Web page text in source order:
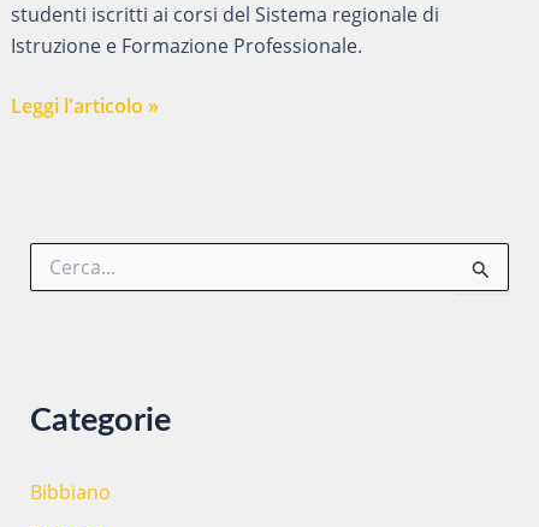
studenti iscritti ai corsi del Sistema regionale di
Istruzione e Formazione Professionale.
Diritti
Leggi l'articolo »
C
Categorie
Bibbiano